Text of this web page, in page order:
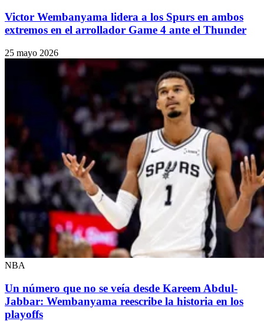
Victor Wembanyama lidera a los Spurs en ambos
extremos en el arrollador Game 4 ante el Thunder
25 mayo 2026
NBA
Un número que no se veía desde Kareem Abdul-
Jabbar: Wembanyama reescribe la historia en los
playoffs